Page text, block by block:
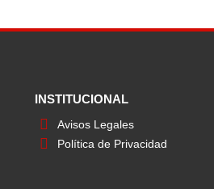
INSTITUCIONAL
Avisos Legales
Política de Privacidad